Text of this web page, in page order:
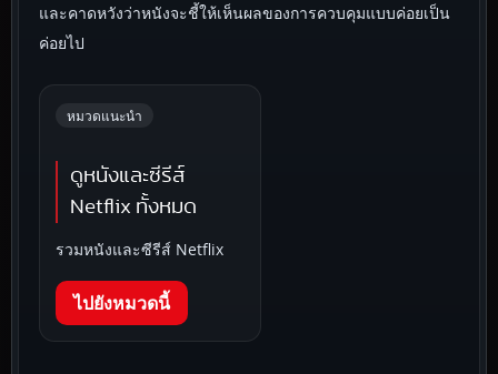
และคาดหวังว่าหนังจะชี้ให้เห็นผลของการควบคุมแบบค่อยเป็น
ค่อยไป
หมวดแนะนำ
ดูหนังและซีรีส์
Netflix ทั้งหมด
รวมหนังและซีรีส์ Netflix
ไปยังหมวดนี้